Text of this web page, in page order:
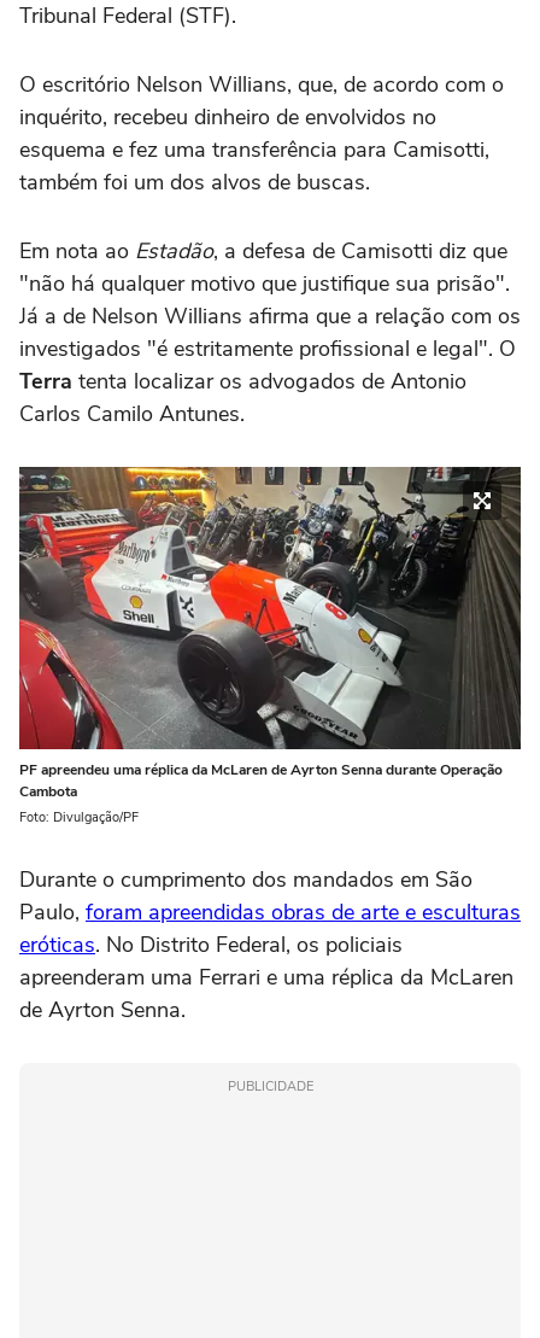
Tribunal Federal (STF).
O escritório Nelson Willians, que, de acordo com o
inquérito, recebeu dinheiro de envolvidos no
esquema e fez uma transferência para Camisotti,
também foi um dos alvos de buscas.
Em nota ao Estadão, a defesa de Camisotti diz que
"não há qualquer motivo que justifique sua prisão".
Já a de Nelson Willians afirma que a relação com os
investigados "é estritamente profissional e legal". O
Terra tenta localizar os advogados de Antonio
Carlos Camilo Antunes.
PF apreendeu uma réplica da McLaren de Ayrton Senna durante Operação
Cambota
Foto: Divulgação/PF
Durante o cumprimento dos mandados em São
Paulo, foram apreendidas obras de arte e esculturas
eróticas. No Distrito Federal, os policiais
apreenderam uma Ferrari e uma réplica da McLaren
de Ayrton Senna.
PUBLICIDADE